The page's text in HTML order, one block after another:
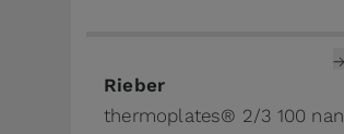
Rieber
thermoplates® 2/3 100
The price depends on the